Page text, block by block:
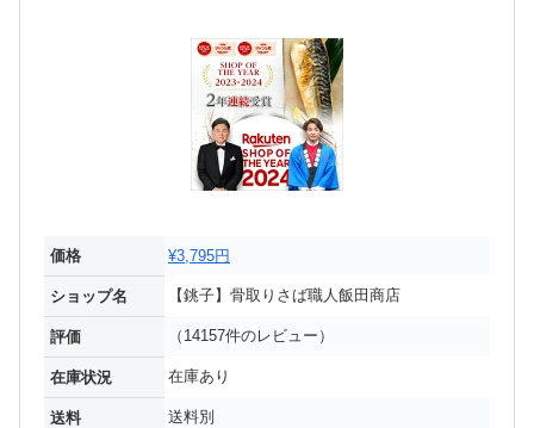
価格 ¥3,795円
ショップ名 【銚子】骨取りさば職人飯田商店
評価 （14157件のレビュー）
在庫状況 在庫あり
送料 送料別